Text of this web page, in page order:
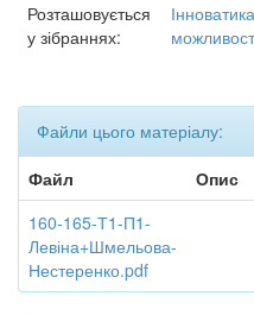
Розташовується
у зібраннях:
Файли цього матеріалу:
Файл
Опис
160-165-Т1-П1-
Левіна+Шмельова-
Нестеренко.pdf